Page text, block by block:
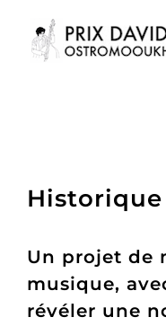
contenu
Un projet de
musique,
révéler une